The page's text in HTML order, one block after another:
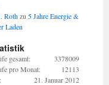
Rothzu 5 Jahre Energie &
Laden
3378009
gesamt:
12113
pro Monat:
21. Januar 2012